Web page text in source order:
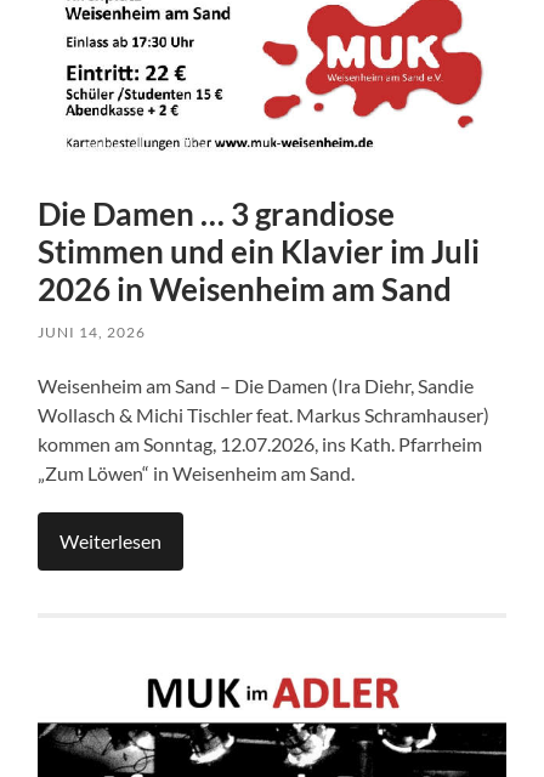
Die Damen … 3 grandiose
Stimmen und ein Klavier im Juli
2026 in Weisenheim am Sand
JUNI 14, 2026
Weisenheim am Sand – Die Damen (Ira Diehr, Sandie
Wollasch & Michi Tischler feat. Markus Schramhauser)
kommen am Sonntag, 12.07.2026, ins Kath. Pfarrheim
„Zum Löwen“ in Weisenheim am Sand.
Weiterlesen